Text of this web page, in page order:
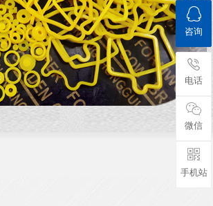
咨询
电话
微信
手机站